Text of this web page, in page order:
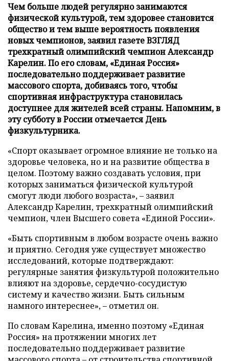
Чем больше людей регулярно занимаются
физической культурой, тем здоровее становится
общество и тем выше вероятность появления
новых чемпионов, заявил газете ВЗГЛЯД
трехкратный олимпийский чемпион Александр
Карелин. По его словам, «Единая Россия»
последовательно поддерживает развитие
массового спорта, добиваясь того, чтобы
спортивная инфраструктура становилась
доступнее для жителей всей страны. Напомним, в
эту субботу в России отмечается День
физкультурника.
«Спорт оказывает огромное влияние не только на
здоровье человека, но и на развитие общества в
целом. Поэтому важно создавать условия, при
которых заниматься физической культурой
смогут люди любого возраста», – заявил
Александр Карелин, трехкратный олимпийский
чемпион, член Высшего совета «Единой России».
«Быть спортивным в любом возрасте очень важно
и приятно. Сегодня уже существует множество
исследований, которые подтверждают:
регулярные занятия физкультурой положительно
влияют на здоровье, сердечно-сосудистую
систему и качество жизни. Быть сильным
намного интереснее», – отметил он.
По словам Карелина, именно поэтому «Единая
Россия» на протяжении многих лет
последовательно поддерживает развитие